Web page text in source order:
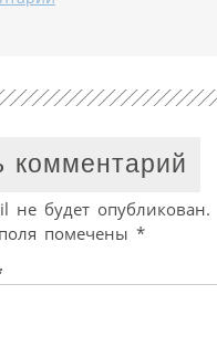
комментарий
не будет опубликован.
помечены *